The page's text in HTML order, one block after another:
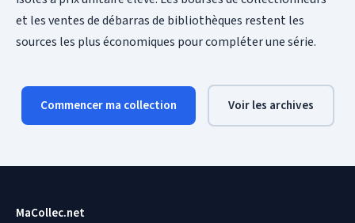
et les ventes de débarras de bibliothèques restent les
sources les plus économiques pour compléter une série.
Commencer ma collection Voir les archives
MaCollec.net